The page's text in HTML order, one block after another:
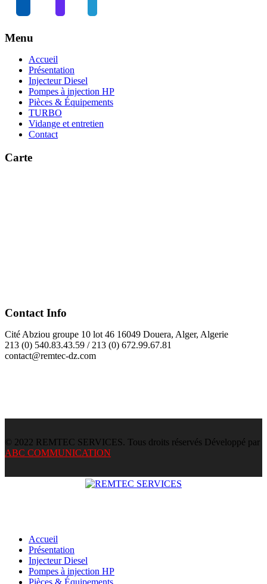
Menu
Accueil
Présentation
Injecteur Diesel
Pompes à injection HP
Pièces & Équipements
TURBO
Vidange et entretien
Contact
Carte
Contact Info
Cité Abziou groupe 10 lot 46 16049 Douera, Alger, Algerie
213 (0) 540.83.43.59 / 213 (0) 672.99.67.81
contact@remtec-dz.com
© 2022 REMTEC SERVICES. Tous droits réservés Développé par
ABC COMMUNICATION
Accueil
Présentation
Injecteur Diesel
Pompes à injection HP
Pièces & Équipements